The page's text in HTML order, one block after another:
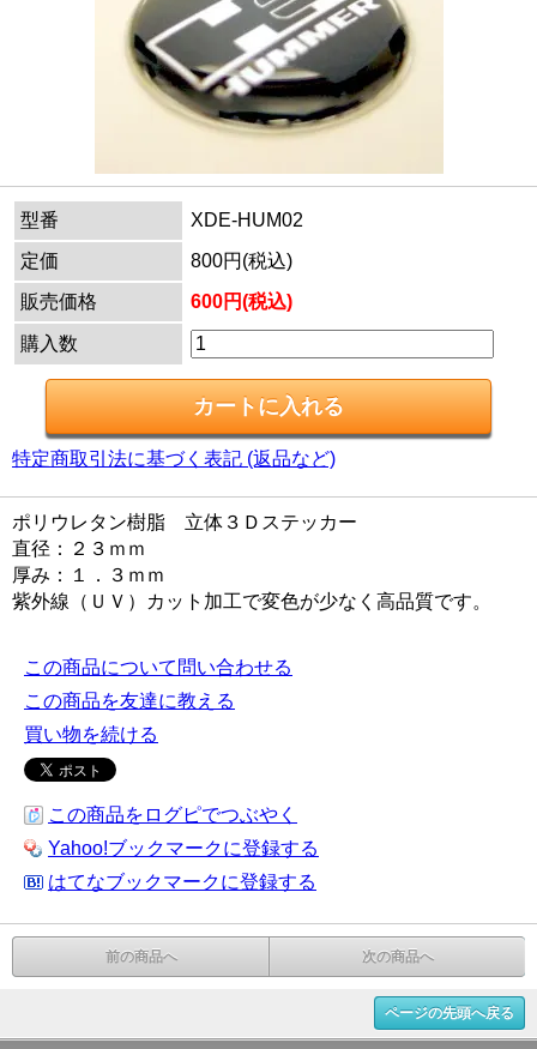
型番
XDE-HUM02
定価
800円(税込)
販売価格
600円(税込)
購入数
特定商取引法に基づく表記 (返品など)
ポリウレタン樹脂 立体３Ｄステッカー
直径：２３ｍｍ
厚み：１．３ｍｍ
紫外線（ＵＶ）カット加工で変色が少なく高品質です。
この商品について問い合わせる
この商品を友達に教える
買い物を続ける
この商品をログピでつぶやく
Yahoo!ブックマークに登録する
はてなブックマークに登録する
前の商品へ 次の商品へ
ページの先頭へ戻る